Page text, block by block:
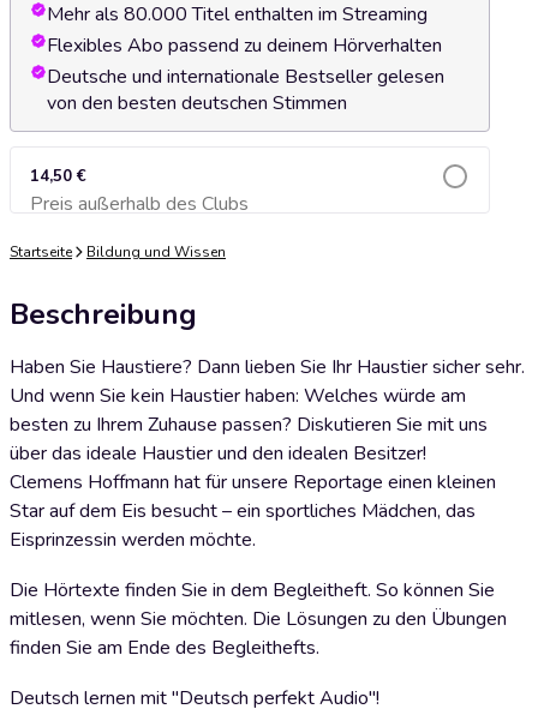
Mehr als 80.000 Titel enthalten im Streaming
Flexibles Abo passend zu deinem Hörverhalten
Deutsche und internationale Bestseller gelesen
von den besten deutschen Stimmen
14,50 €
Preis außerhalb des ClubsZum Warenkorb hinzufügen
Startseite Bildung und Wissen
Beschreibung
Haben Sie Haustiere? Dann lieben Sie Ihr Haustier sicher sehr.
Und wenn Sie kein Haustier haben: Welches würde am
besten zu Ihrem Zuhause passen? Diskutieren Sie mit uns
über das ideale Haustier und den idealen Besitzer!
Clemens Hoffmann hat für unsere Reportage einen kleinen
Star auf dem Eis besucht – ein sportliches Mädchen, das
Eisprinzessin werden möchte.
Die Hörtexte finden Sie in dem Begleitheft. So können Sie
mitlesen, wenn Sie möchten. Die Lösungen zu den Übungen
finden Sie am Ende des Begleithefts.
Deutsch lernen mit "Deutsch perfekt Audio"!